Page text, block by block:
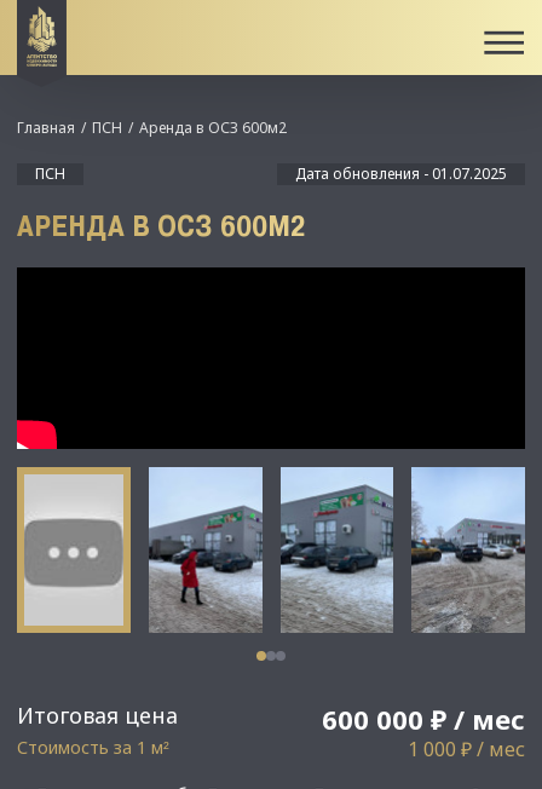
Итоговая цена 600 000 ₽ / мес
Стоимость за 1 м² 1 000 ₽ / мес
Главная ПСН Аренда в ОСЗ 600м2
ПСН Дата обновления - 01.07.2025
АРЕНДА В ОСЗ 600М2